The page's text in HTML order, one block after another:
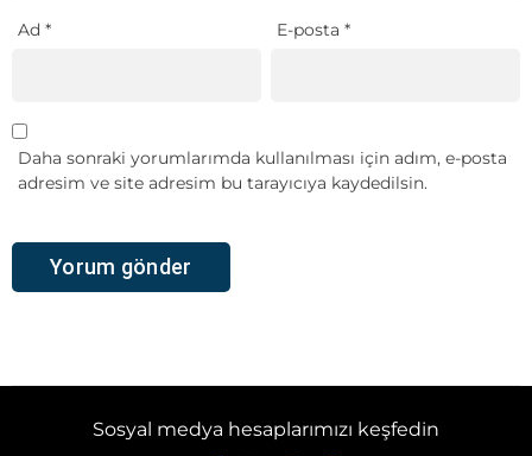
Ad * E-posta*
Daha sonraki yorumlarımda kullanılması için adım, e-posta
adresim ve site adresim bu tarayıcıya kaydedilsin.
Sosyal medya hesaplarımızı keşfedin